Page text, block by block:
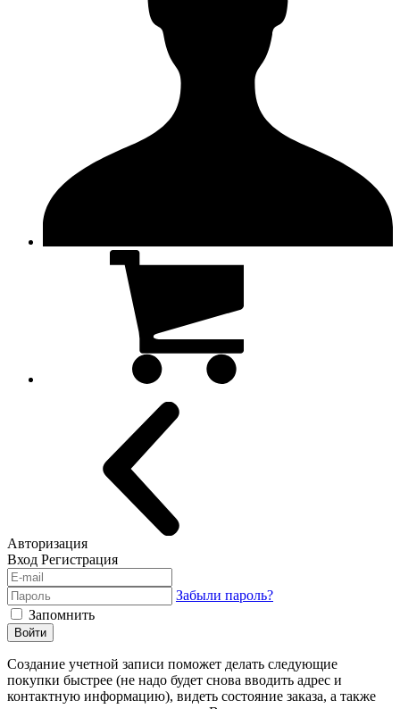
Авторизация
Вход Регистрация
Забыли пароль?
Запомнить
Войти
Создание учетной записи поможет делать следующие
покупки быстрее (не надо будет снова вводить адрес и
контактную информацию), видеть состояние заказа, а также